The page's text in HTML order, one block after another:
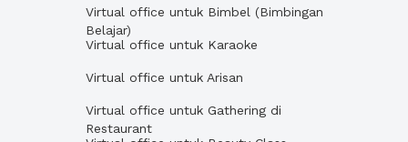
Virtual office untuk Bimbel (Bimbingan
Belajar)
Virtual office untuk Karaoke
Virtual office untuk Arisan
Virtual office untuk Gathering di
Restaurant